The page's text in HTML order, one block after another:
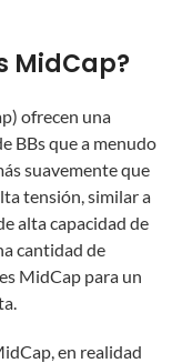
MidCap?
ofrecen una
BBs que a menudo
suavemente que
tensión, similar a
alta capacidad de
cantidad de
MidCap para un
en realidad